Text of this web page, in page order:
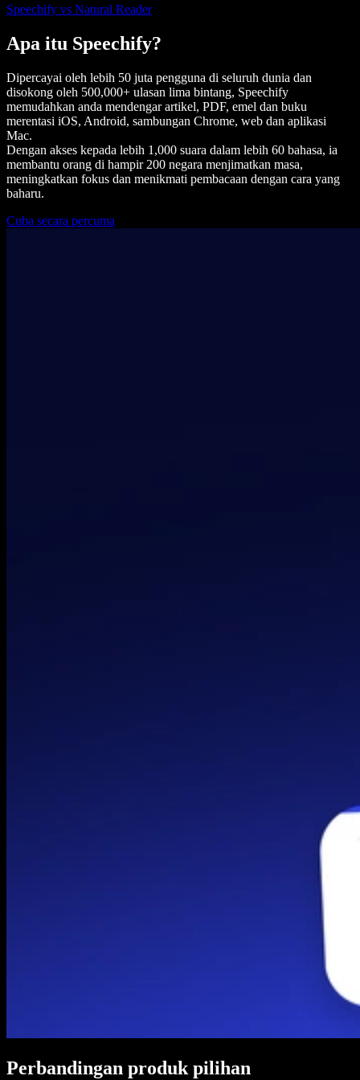
Speechify vs Natural Reader
Apa itu Speechify?
Dipercayai oleh lebih 50 juta pengguna di seluruh dunia dan
disokong oleh 500,000+ ulasan lima bintang, Speechify
memudahkan anda mendengar artikel, PDF, emel dan buku
merentasi iOS, Android, sambungan Chrome, web dan aplikasi
Mac.
Dengan akses kepada lebih 1,000 suara dalam lebih 60 bahasa, ia
membantu orang di hampir 200 negara menjimatkan masa,
meningkatkan fokus dan menikmati pembacaan dengan cara yang
baharu.
Cuba secara percuma
Perbandingan produk pilihan